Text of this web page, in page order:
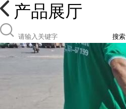
产品展厅
搜索